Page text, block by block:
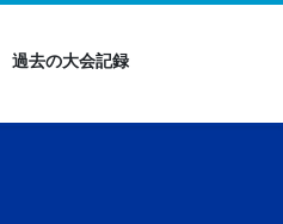
過去の大会記録